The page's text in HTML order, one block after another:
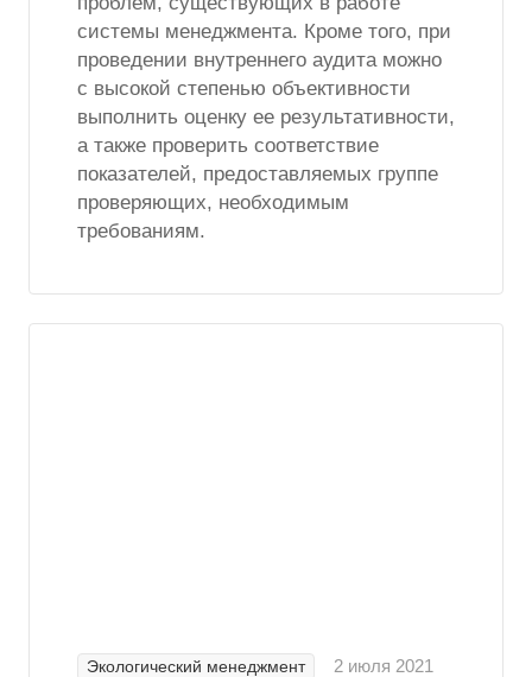
системы менеджмента. Кроме того, при
проведении внутреннего аудита можно
с высокой степенью объективности
выполнить оценку ее результативности,
а также проверить соответствие
показателей, предоставляемых группе
проверяющих, необходимым
требованиям.
Экологический менеджмент 2 июля 2021